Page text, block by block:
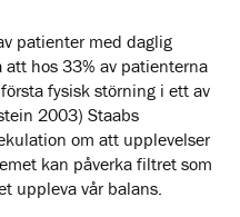
patienter med daglig
hos 33% av patienterna
fysisk störning i ett av
2003) Staabs
om att upplevelser
kan påverka filtret som
uppleva vår balans.